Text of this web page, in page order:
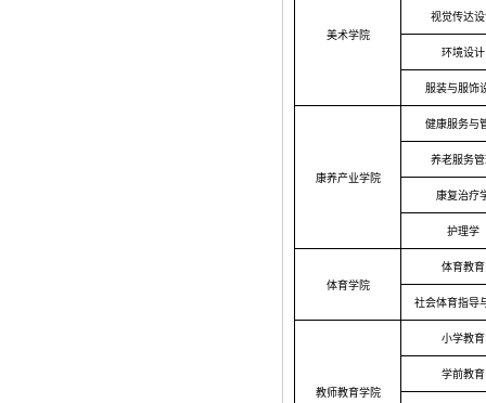
美术学院
视觉传达
环境设计
服装与服饰
康养产业学院
健康服务与
养老服务
康复治疗
护理学
体育学院
体育教育
社会体育指导
教师教育学院
小学教育
学前教育